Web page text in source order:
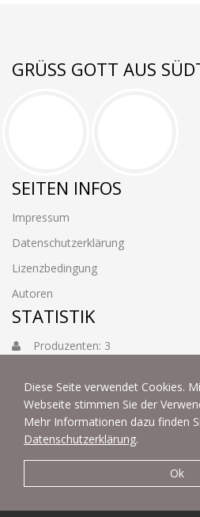
Diese Seite verwendet Cookies.
Webseite stimmen Sie der
Mehr Informationen dazu finden
Datenschutzerklärung.
Ok
GRÜSS GOTT AUS
SEITEN INFOS
Impressum
Datenschutzerklärung
Lizenzbedingung
Autoren
STATISTIK
Produzenten: 3
© 2022 | fotoart by Thommy &